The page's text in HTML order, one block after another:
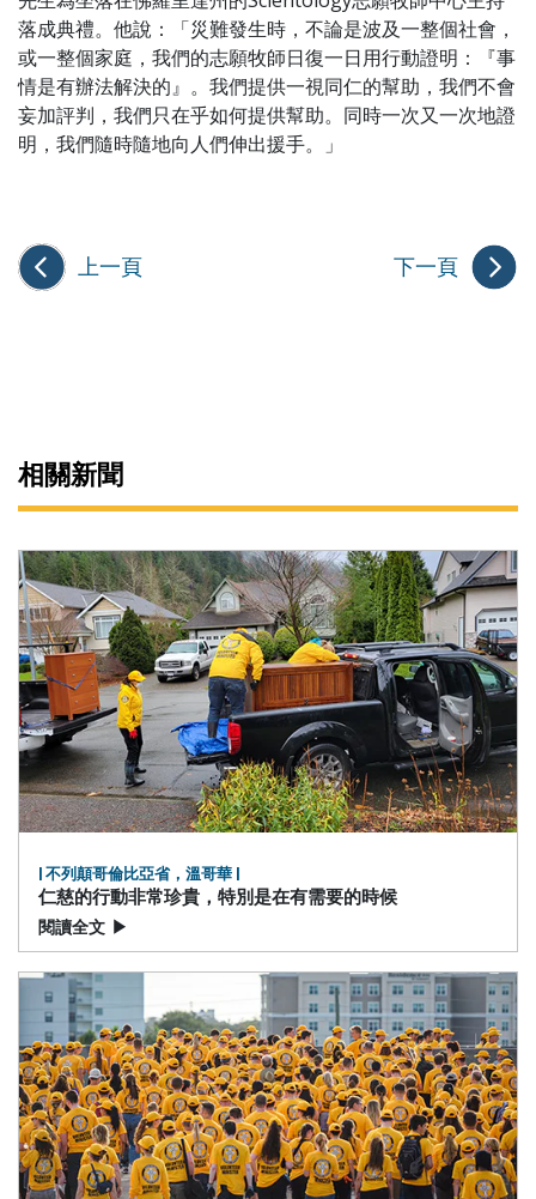
落成典禮。他說：「災難發生時，不論是波及一整個社會，
或一整個家庭，我們的志願牧師日復一日用行動證明：『事
情是有辦法解決的』。我們提供一視同仁的幫助，我們不會
妄加評判，我們只在乎如何提供幫助。同時一次又一次地證
明，我們隨時隨地向人們伸出援手。」
上一頁 下一頁
相關新聞
| 不列顛哥倫比亞省，溫哥華 |
仁慈的行動非常珍貴，特別是在有需要的時候
閱讀全文 ▶